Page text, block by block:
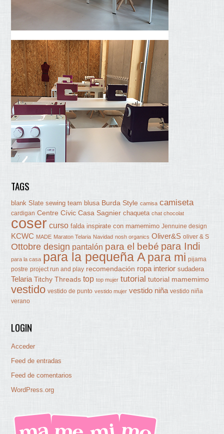
TAGS
blank Slate sewing team blusa Burda Style camisa camiseta
cardigan Centre Cívic Casa Sagnier chaqueta chat chocolat
coser curso falda inspirate con mamemimo Jennuine design
KCWC MADE Maraton Telaria Navidad nosh organics Oliver&S oliver & S
Ottobre design pantalón para el bebé para Indi
para la casa para la pequeña A para mi pijama
postre project run and play recomendación ropa interior sudadera
Telaria Titchy Threads top top mujer tutorial tutorial mamemimo
vestido vestido de punto vestido mujer vestido niña vestido niña
verano
LOGIN
Acceder
Feed de entradas
Feed de comentarios
WordPress.org